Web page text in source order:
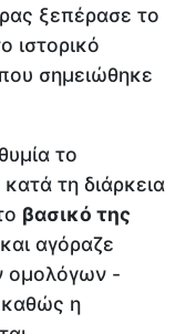
ξεπέρασε το
ιστορικό
σημειώθηκε
το
τη διάρκεια
βασικό της
αγόραζε
ομολόγων -
καθώς η